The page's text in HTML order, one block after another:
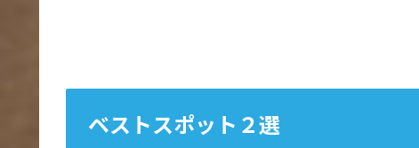
ベストスポット２選